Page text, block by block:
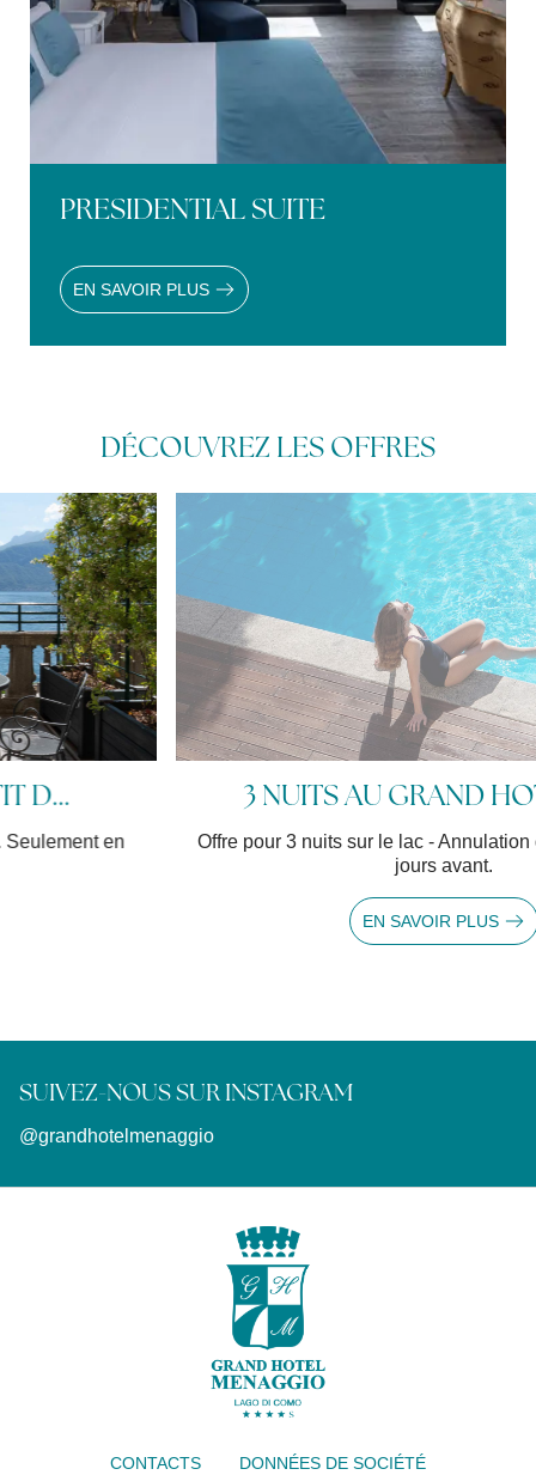
PRESIDENTIAL SUITE
EN SAVOIR PLUS
DÉCOUVREZ LES OFFRES
3 NUITS AU GRAND HOTEL ME...
Offre pour 3 nuits sur le lac - Annulation gratuite jusqu'à 14
SUIVEZ-NOUS SUR INSTAGRAM
@grandhotelmenaggio
CONTACTS DONNÉES DE SOCIÉTÉ